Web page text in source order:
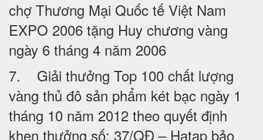
chợ Thương Mại Quốc tế Việt Nam
EXPO 2006 tặng Huy chương vàng
ngày 6 tháng 4 năm 2006
7. Giải thưởng Top 100 chất lượng
vàng thủ đô sản phẩm két bạc ngày 1
tháng 10 năm 2012 theo quyết định
khen thưởng số: 37/QĐ – Hatap bảo